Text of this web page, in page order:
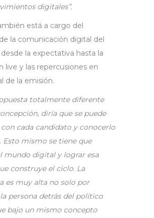
digitales”.
está a cargo del
la comunicación digital del
la expectativa hasta la
live y las repercusiones en
de la emisión.
totalmente diferente
diría que se puede
cada candidato y conocerlo
Esto mismo se tiene que
mundo digital y lograr esa
construye el ciclo. La
es muy alta no solo por
persona detrás del político
bajo un mismo concepto